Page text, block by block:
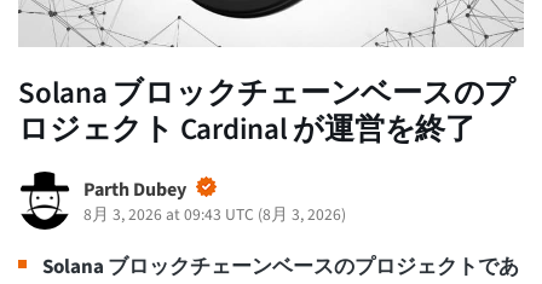
Solana ブロックチェーンベースのプ
ロジェクト Cardinal が運営を終了
Parth Dubey
8月 3, 2026 at 09:43 UTC (8月 3, 2026)
Solana ブロックチェーンベースのプロジェクトであ